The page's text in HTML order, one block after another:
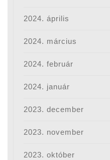
2024. április
2024. március
2024. február
2024. január
2023. december
2023. november
2023. október